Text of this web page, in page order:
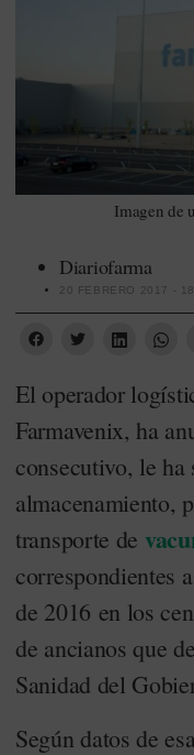
Imagen de
Diariofarma
20 FEBRERO 2017 -
El operador
Farmavenix, ha
consecutivo, le ha
almacenamiento,
transporte de
correspondientes
de 2016 en los
de ancianos que
Sanidad del
Según datos de